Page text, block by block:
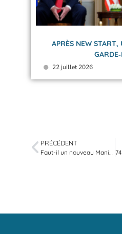
APRÈS NEW START,
22 juillet 2026
PRÉCÉDENT
Faut-il un nouveau Manifeste des scientifiques contre l’arme nucléaire ?